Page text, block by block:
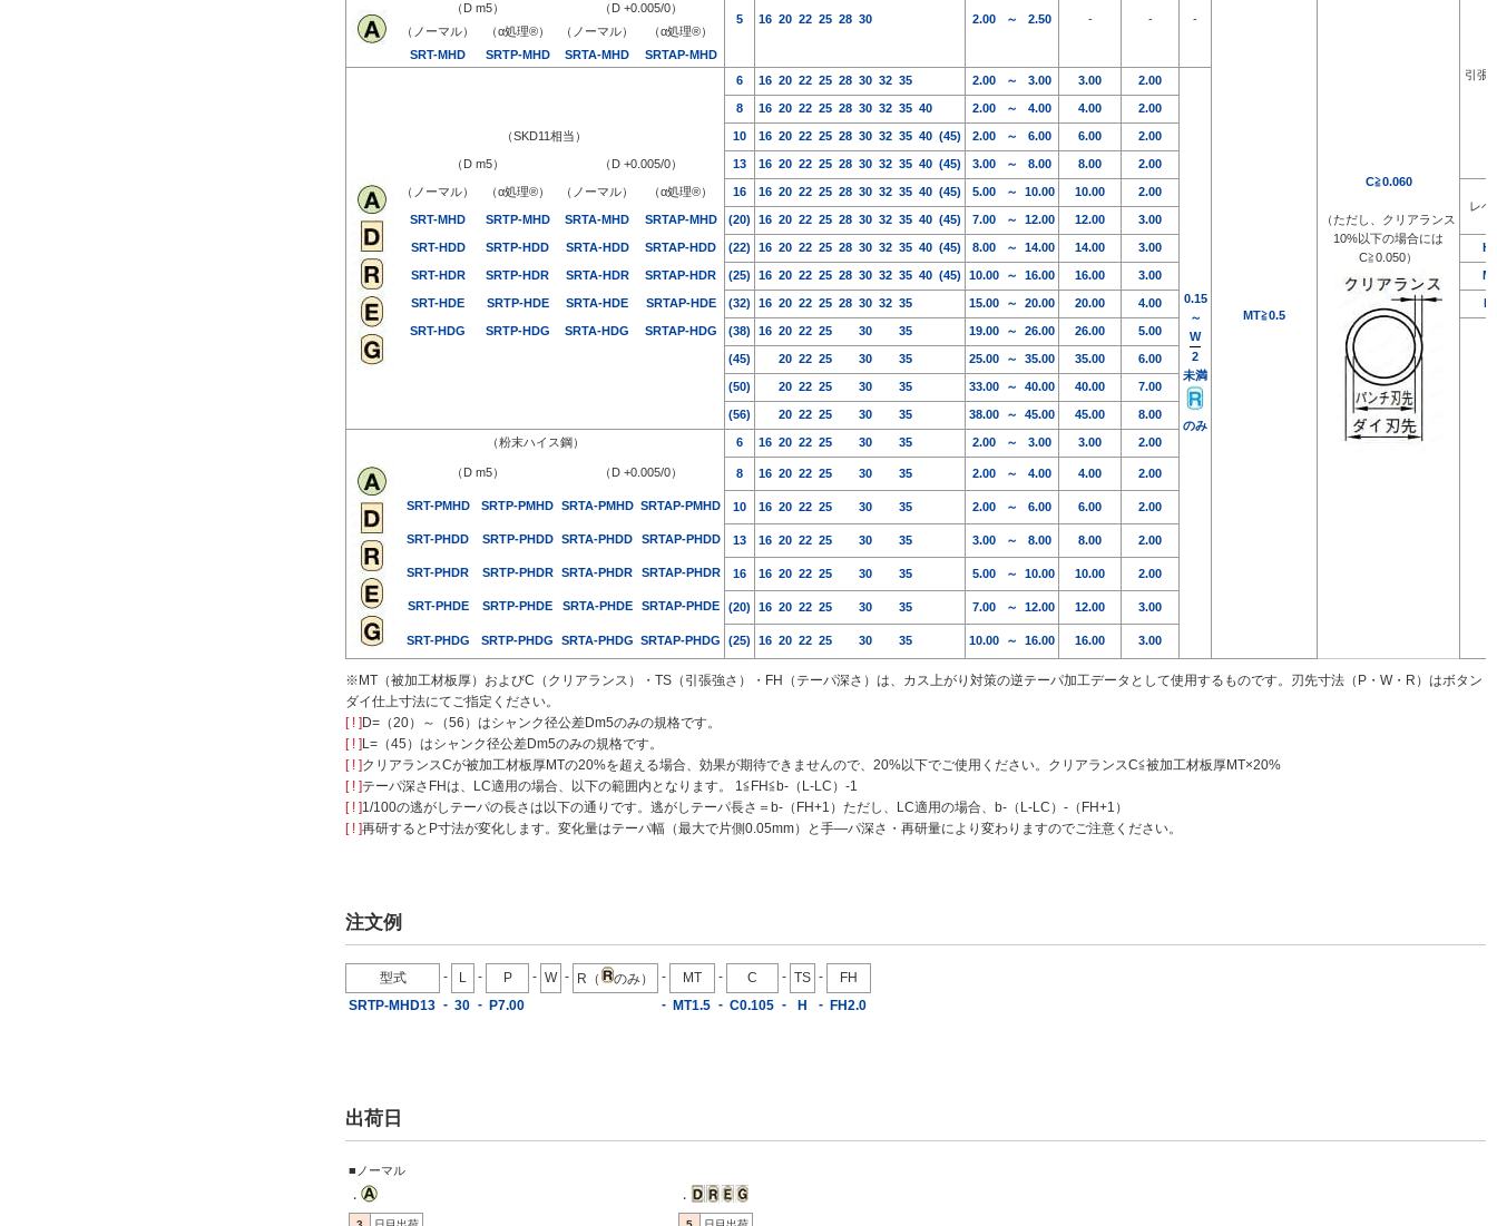
5 16 20 22 25 28 30 2.00 ～ 2.50 - - -
MT≧0.5
C≧0.060
（ただし、クリアランス
10%以下の場合には
C≧0.050）
引張
（D m5）
（D +0.005/0）
（ノーマル）
（α処理®） （ノーマル）
（α処理®）
SRT-MHD
SRTP-MHD SRTA-MHD
SRTAP-MHD
6
16 20 22 25 28 30 32 35 2.00 ～ 3.00 3.00 2.00
0.15
～
W
2
未満
のみ
8 16 20 22 25 28 30 32 35 40 2.00 ～ 4.00 4.00 2.00
（SKD11相当） 10 16 20 22 25 28 30 32 35 40 (45) 2.00 ～ 6.00 6.00 2.00
（D m5） （D +0.005/0） 13 16 20 22 25 28 30 32 35 40 (45) 3.00 ～ 8.00 8.00 2.00
（ノーマル） （α処理®） （ノーマル） （α処理®） 16 16 20 22 25 28 30 32 35 40 (45) 5.00 ～ 10.00 10.00
2.00
レベ
SRT-MHD
SRTP-MHD SRTA-MHD SRTAP-MHD (20) 16 20 22 25 28 30 32 35 40 (45) 7.00 ～ 12.00 12.00 3.00
SRT-HDD SRTP-HDD SRTA-HDD SRTAP-HDD (22) 16 20 22 25 28 30 32 35 40 (45) 8.00 ～ 14.00 14.00 3.00 H
SRT-HDR SRTP-HDR SRTA-HDR SRTAP-HDR (25) 16 20 22 25 28 30 32 35 40 (45) 10.00 ～ 16.00 16.00 3.00 M
SRT-HDE SRTP-HDE SRTA-HDE SRTAP-HDE (32) 16 20 22 25 28 30 32 35 15.00 ～ 20.00 20.00 4.00
SRT-HDG SRTP-HDG SRTA-HDG SRTAP-HDG (38) 16 20 22 25 30 35 19.00 ～ 26.00 26.00 5.00
(45) 20 22 25 30 35 25.00 ～ 35.00 35.00 6.00
(50) 20 22 25 30 35 33.00 ～ 40.00 40.00 7.00
(56) 20 22 25 30 35 38.00 ～ 45.00 45.00 8.00
（粉末ハイス鋼） 6 16 20 22 25 30 35 2.00 ～ 3.00 3.00 2.00
（D m5） （D +0.005/0） 8 16 20 22 25 30 35 2.00 ～ 4.00 4.00 2.00
SRT-PMHD SRTP-PMHD SRTA-PMHD SRTAP-PMHD 10 16 20 22 25 30 35 2.00 ～ 6.00 6.00 2.00
SRT-PHDD SRTP-PHDD SRTA-PHDD SRTAP-PHDD 13 16 20 22 25 30 35 3.00 ～ 8.00 8.00 2.00
SRT-PHDR SRTP-PHDR SRTA-PHDR SRTAP-PHDR 16 16 20 22 25 30 35 5.00 ～ 10.00 10.00 2.00
SRT-PHDE SRTP-PHDE SRTA-PHDE SRTAP-PHDE (20) 16 20 22 25 30 35 7.00 ～ 12.00 12.00 3.00
SRT-PHDG SRTP-PHDG SRTA-PHDG SRTAP-PHDG (25) 16 20 22 25 30 35 10.00 ～ 16.00 16.00 3.00
※MT（被加工材板厚）およびC（クリアランス）・TS（引張強さ）・FH（テーパ深さ）は、カス上がり対策の逆テーパ加工データとして使用するものです。刃先寸法（P・W・R）はボタン
ダイ仕上寸法にてご指定ください。
[ ! ] D=（20）～（56）はシャンク径公差Dm5のみの規格です。
[ ! ] L=（45）はシャンク径公差Dm5のみの規格です。
[ ! ]クリアランスCが被加工材板厚MTの20%を超える場合、効果が期待できませんので、20%以下でご使用ください。クリアランスC≦被加工材板厚MT×20%
[ ! ]テーパ深さFHは、LC適用の場合、以下の範囲内となります。 1≦FH≦b-（L-LC）-1
[ ! ]1/100の逃がしテーパの長さは以下の通りです。逃がしテーパ長さ＝b-（FH+1）ただし、LC適用の場合、b-（L-LC）-（FH+1）
[ ! ]再研するとP寸法が変化します。変化量はテーパ幅（最大で片側0.05mm）と手―パ深さ・再研量により変わりますのでご注意ください。
注文例
型式 - L - P - W - R（ のみ） - MT - C - TS -
FH
SRTP-MHD13 - 30 - P7.00 - MT1.5 - C0.105 - H - FH2.0
出荷日
■ノーマル
・ ・